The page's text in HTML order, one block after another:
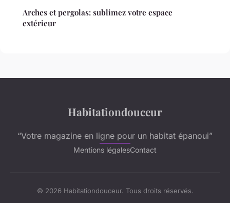
Arches et pergolas: sublimez votre espace
extérieur
Habitationdouceur
“Votre magazine en ligne pour un habitat épanoui”
Mentions légalesContact
© 2026 Habitationdouceur. Tous droits réservés.